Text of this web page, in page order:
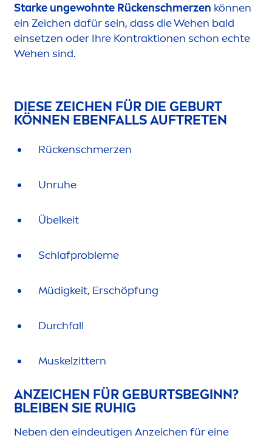
Starke ungewohnte Rückenschmerzen können
ein Zeichen dafür sein, dass die Wehen bald
einsetzen oder Ihre Kontraktionen schon echte
Wehen sind.
DIESE ZEICHEN FÜR DIE GEBURT
KÖNNEN EBENFALLS AUFTRETEN
Rückenschmerzen
Unruhe
Übelkeit
Schlafprobleme
Müdigkeit, Erschöpfung
Durchfall
Muskelzittern
ANZEICHEN FÜR GEBURTSBEGINN?
BLEIBEN SIE RUHIG
Neben den eindeutigen Anzeichen für eine